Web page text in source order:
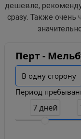
дешевле,
сразу. Также очень
Перт -
В одну сторону
Период
7 дней